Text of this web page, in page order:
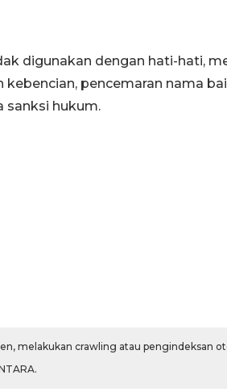
digunakan dengan hati-hati,
kebencian, pencemaran nama
sanksi hukum.
melakukan crawling atau pengindeksan